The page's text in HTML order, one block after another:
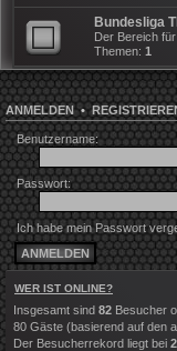
Bundesliga
Der Bereich
Themen: 1
ANMELDEN•
Benutzername:
Passwort:
Ich habe mein Passwort
WER IST ONLINE?
Insgesamt sind 82 Besucher
80 Gäste (basierend auf den
Der Besucherrekord liegt bei